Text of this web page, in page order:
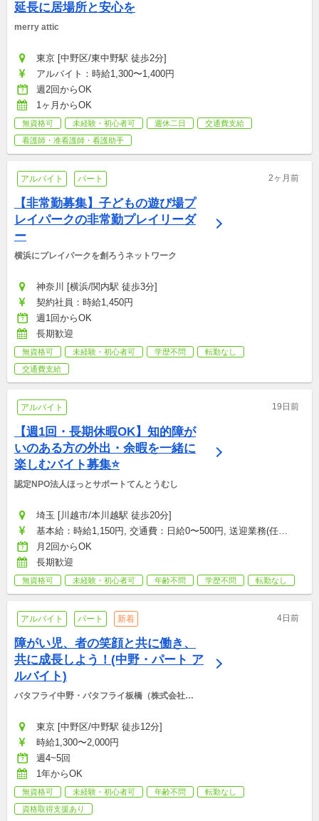
延長に居場所と安心を
merry attic
東京 [中野区/東中野駅 徒歩2分]
アルバイト：時給1,300〜1,400円
週2回からOK
1ヶ月からOK
無資格可 未経験・初心者可 週休二日
交通費支給
看護師・准看護師・看護助手
アルバイト パート 2ヶ月前
【非常勤募集】子どもの遊び場プ
レイパークの非常勤プレイリーダ
ー
横浜にプレイパークを創ろうネットワーク
神奈川 [横浜/関内駅 徒歩3分]
契約社員：時給1,450円
週1回からOK
長期歓迎
無資格可 未経験・初心者可 学歴不問
転勤なし
交通費支給
アルバイト 19日前
【週1回・長期休暇OK】知的障が
いのある方の外出・余暇を一緒に
楽しむバイト募集⭐
認定NPO法人ほっとサポートてんとうむし
埼玉 [川越市/本川越駅 徒歩20分]
基本給：時給1,150円, 交通費：日給0〜500円, 送迎業務(任
意）：時給50円
月2回からOK
長期歓迎
無資格可 未経験・初心者可 年齢不問 学歴不問 転勤なし
アルバイト パート 新着 4日前
障がい児、者の笑顔と共に働き、
共に成長しよう！(中野・パート ア
ルバイト)
バタフライ中野・バタフライ板橋（株式会社
東京 [中野区/中野駅 徒歩12分]
時給1,300〜2,000円
週4~5回
1年からOK
無資格可 未経験・初心者可 年齢不問
転勤なし
資格取得支援あり